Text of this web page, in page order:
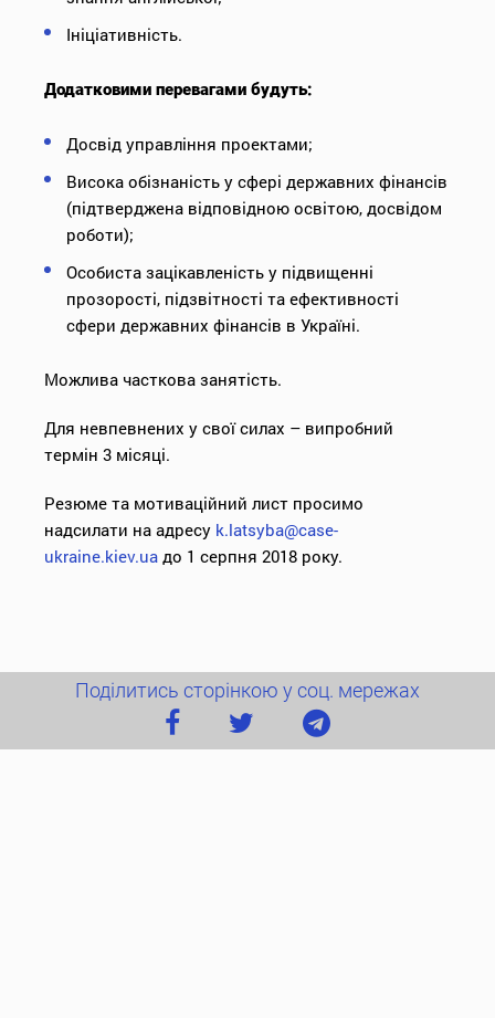
Ініціативність.
Додатковими перевагами будуть:
Досвід управління проектами;
Висока обізнаність у сфері державних фінансів
(підтверджена відповідною освітою, досвідом
роботи);
Особиста зацікавленість у підвищенні
прозорості, підзвітності та ефективності
сфери державних фінансів в Україні.
Можлива часткова занятість.
Для невпевнених у свої силах – випробний
термін 3 місяці.
Резюме та мотиваційний лист просимо
надсилати на адресу k.latsyba@case-
ukraine.kiev.ua до 1 серпня 2018 року.
Поділитись сторінкою у соц. мережах